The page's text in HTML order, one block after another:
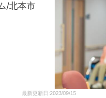
/北本市
最新更新日:2023/09/15